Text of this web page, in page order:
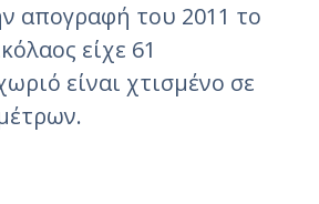
απογραφή του 2011 το
είχε 61
είναι χτισμένο σε